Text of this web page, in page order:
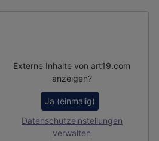
Externe Inhalte von art19.com
anzeigen?
Ja (einmalig)
Datenschutzeinstellungen
verwalten